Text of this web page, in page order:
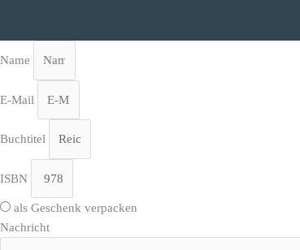
Name
E-Mail
Buchtitel
ISBN
als Geschenk verpacken
Nachricht